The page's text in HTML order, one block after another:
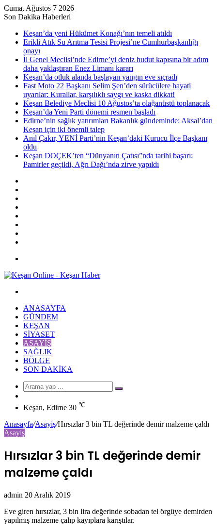
Cuma, Ağustos 7 2026
Son Dakika Haberleri
Keşan’da yeni Hükümet Konağı’nın temeli atıldı
Erikli Atık Su Arıtma Tesisi Projesi’ne Cumhurbaşkanlığı
onayı
İl Genel Meclisi’nde Edirne’yi deniz hudut kapısına bir adım
daha yaklaştıran Enez Limanı kararı
Keşan’da otluk alanda başlayan yangın eve sıçradı
Fast Moto 22 Başkanı Selim Şen’den sürücülere hayati
uyarılar: Kurallar, karşılıklı saygı ve kaska dikkat!
Keşan Belediye Meclisi 10 Ağustos’ta olağanüstü toplanacak
Keşan’da Yeni Parti dönemi resmen başladı
Edirne’nin sağlık yatırımları Bakanlık gündeminde: Aksal’dan
Keşan için iki önemli talep
Anıl Çakır, YENİ Parti’nin Keşan’daki Kurucu İlçe Başkanı
oldu
Keşan DOÇEK’ten “Dünyanın Çatısı”nda tarihi başarı:
Pamirler geçildi, Ağrı Dağı’nda zirve yapıldı
...
ANASAYFA
GÜNDEM
KEŞAN
SIYASET
ASAYIŞ
SAĞLIK
BÖLGE
SON DAKIKA
Arama
Makale
Keşan, Edirne 30 ℃
Anasayfa/Asayiş/Hırsızlar 3 bin TL değerinde demir malzeme çaldı
Asayiş
Hırsızlar 3 bin TL değerinde demir
malzeme çaldı
admin Bir
posta
göndermek
20 Aralık 2019
Eve giren hırsızlar, 3 bin lira değerinde sobadan tel örgüye demirden
yapılmış malzeme çalıp kayıplara karıştılar.